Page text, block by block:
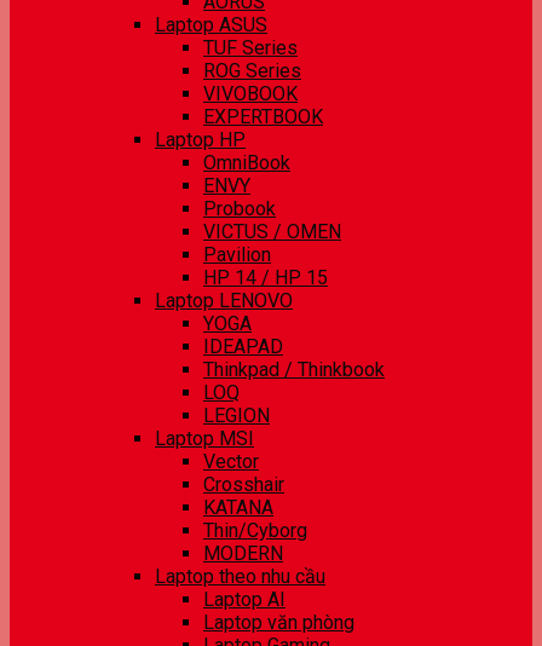
Laptop ASUS
TUF Series
ROG Series
VIVOBOOK
EXPERTBOOK
Laptop HP
OmniBook
ENVY
Probook
VICTUS / OMEN
Pavilion
HP 14 / HP 15
Laptop LENOVO
YOGA
IDEAPAD
Thinkpad / Thinkbook
LOQ
LEGION
Laptop MSI
Vector
Crosshair
KATANA
Thin/Cyborg
MODERN
Laptop theo nhu cầu
Laptop AI
Laptop văn phòng